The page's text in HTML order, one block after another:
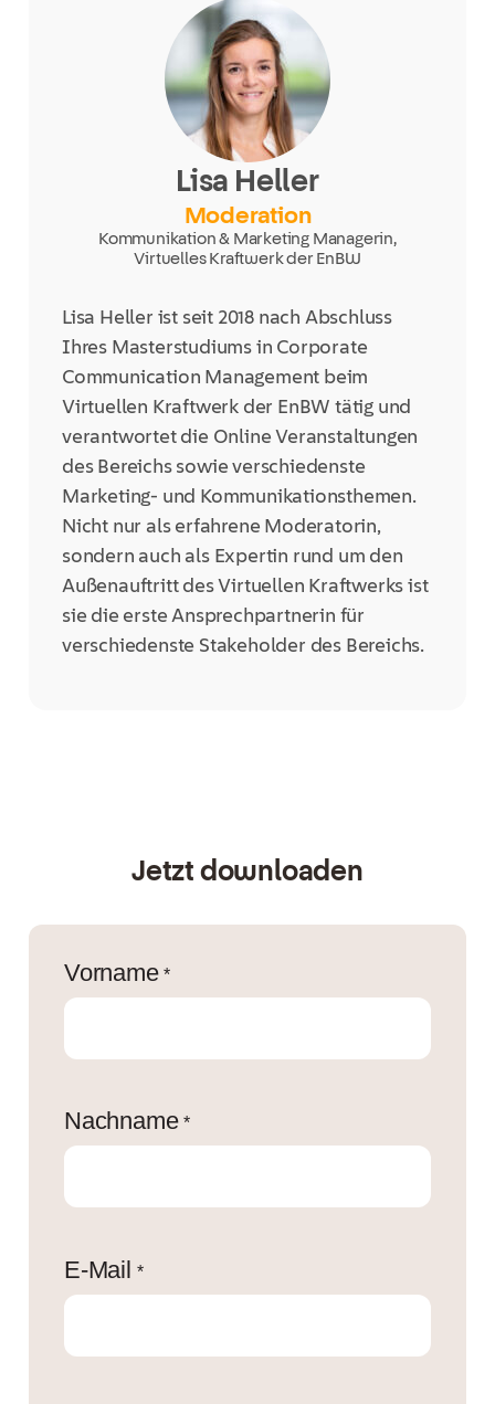
Lisa Heller
Moderation
Kommunikation & Marketing Managerin,
Virtuelles Kraftwerk der EnBW
Lisa Heller ist seit 2018 nach Abschluss
Ihres Masterstudiums in Corporate
Communication Management beim
Virtuellen Kraftwerk der EnBW tätig und
verantwortet die Online Veranstaltungen
des Bereichs sowie verschiedenste
Marketing- und Kommunikationsthemen.
Nicht nur als erfahrene Moderatorin,
sondern auch als Expertin rund um den
Außenauftrittdes Virtuellen Kraftwerksist
sie die erste Ansprechpartnerin für
verschiedenste Stakeholder des Bereichs.
Jetzt downloaden
Vorname *
Nachname *
E-Mail *